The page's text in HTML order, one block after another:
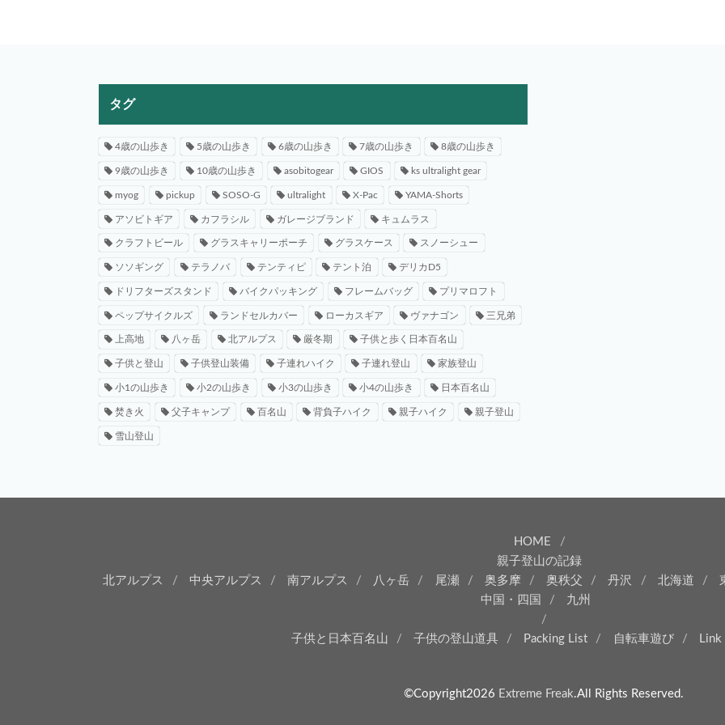
タグ
4歳の山歩き 5歳の山歩き 6歳の山歩き 7歳の山歩き 8歳の山歩き
9歳の山歩き 10歳の山歩き asobitogear GIOS ks ultralight gear
myog pickup SOSO-G ultralight X-Pac YAMA-Shorts
アソビトギア カフラシル ガレージブランド キュムラス
クラフトビール グラスキャリーポーチ グラスケース スノーシュー
ソソギング テラノバ テンティピ テント泊 デリカD5
ドリフターズスタンド バイクパッキング フレームバッグ プリマロフト
ペップサイクルズ ランドセルカバー ローカスギア ヴァナゴン 三兄弟
上高地 八ヶ岳 北アルプス 厳冬期 子供と歩く日本百名山
子供と登山 子供登山装備 子連れハイク 子連れ登山 家族登山
小1の山歩き 小2の山歩き 小3の山歩き 小4の山歩き 日本百名山
焚き火 父子キャンプ 百名山 背負子ハイク 親子ハイク 親子登山
雪山登山
HOME
親子登山の記録
北アルプス
中央アルプス 南アルプス 八ヶ岳 尾瀬 奥多摩 奥秩父 丹沢 北海道
中国・四国
九州
子供と日本百名山 子供の登山道具 Packing List 自転車遊び Link
©Copyright2026 Extreme Freak.All Rights Reserved.